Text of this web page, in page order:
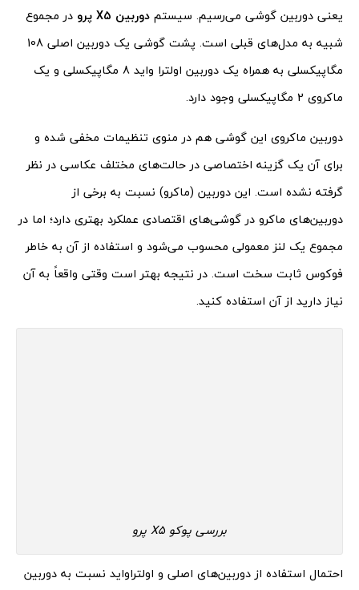
یعنی دوربین گوشی می‌رسیم. سیستم دوربین X5 پرو
در مجموع
شبیه به مدل‌های قبلی است. پشت گوشی یک دوربین اصلی 108
مگاپیکسلی به همراه یک دوربین اولترا واید 8 مگاپیکسلی و یک
ماکروی 2 مگاپیکسلی وجود دارد.
دوربین ماکروی این گوشی هم در منوی تنظیمات مخفی شده و
برای آن یک گزینه اختصاصی در حالت‌های مختلف عکاسی در نظر
گرفته نشده است. این دوربین (ماکرو) نسبت به برخی از
دوربین‌های ماکرو در گوشی‌های اقتصادی عملکرد بهتری دارد؛ اما در
مجموع یک لنز معمولی محسوب می‌شود و استفاده از آن به خاطر
فوکوس ثابت سخت است. در نتیجه بهتر است وقتی واقعاً به آن
نیاز دارید از آن استفاده کنید.
بررسی پوکو X5 پرو
احتمال استفاده از دوربین‌های اصلی و اولتراواید نسبت به دوربین